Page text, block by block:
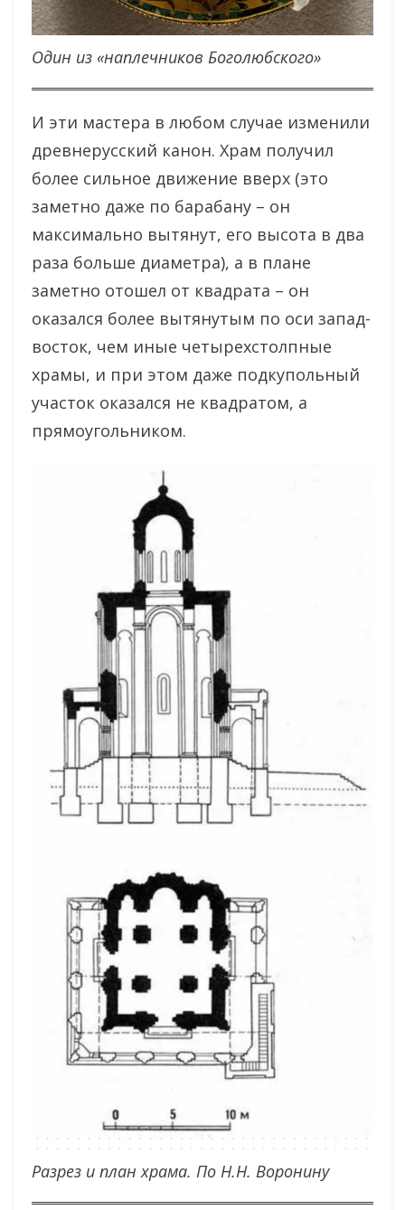
Один из «наплечников Боголюбского»
И эти мастера в любом случае изменили
древнерусский канон. Храм получил
более сильное движение вверх (это
заметно даже по барабану – он
максимально вытянут, его высота в два
раза больше диаметра), а в плане
заметно отошел от квадрата – он
оказался более вытянутым по оси запад-
восток, чем иные четырехстолпные
храмы, и при этом даже подкупольный
участок оказался не квадратом, а
прямоугольником.
Разрез и план храма. По Н.Н. Воронину